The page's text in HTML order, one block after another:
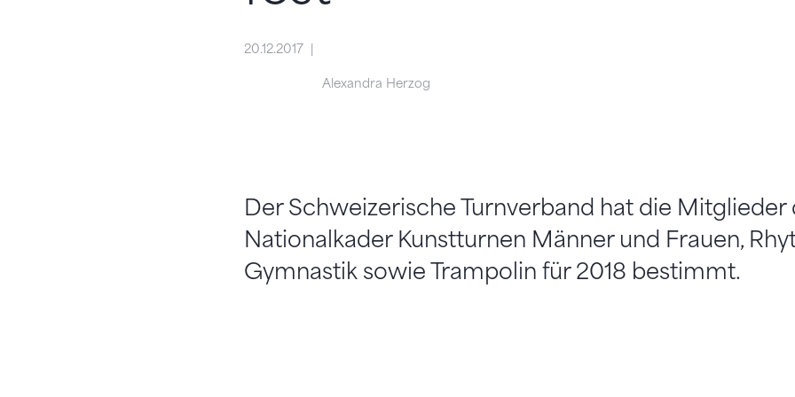
20.12.2017
Alexandra Herzog
Der Schweizerische Turnverband hat die Mitglieder
Nationalkader Kunstturnen Männer und Frauen,
Gymnastik sowie Trampolin für 2018 bestimmt.